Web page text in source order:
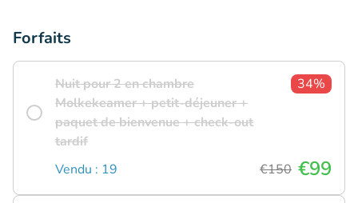
Forfaits
Nuit pour 2 en chambre
Molkekeamer + petit-déjeuner +
paquet de bienvenue + check-out
tardif
34%
Vendu : 19 €150 €99